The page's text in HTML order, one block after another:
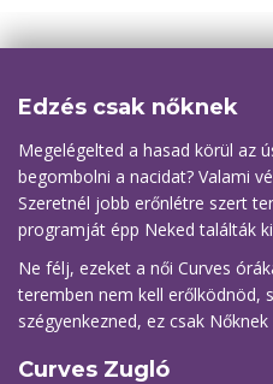
Edzés csak nőknek
Megelégelted a hasad körül az
begombolni a nacidat? Valami
Szeretnél jobb erőnlétre szert
programját épp Neked találták
Ne félj, ezeket a női Curves
teremben nem kell erőlködnöd,
szégyenkezned, ez csak
Curves Zugló